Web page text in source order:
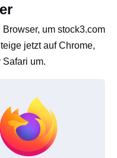
um stock3.com
jetzt auf Chrome,
Safari um.